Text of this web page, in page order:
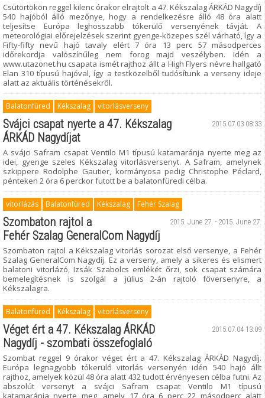
Csütörtökön reggel kilenc órakor elrajtolt a 47. Kékszalag ÁRKÁD Nagydíj
540 hajóból álló mezőnye, hogy a rendelkezésre álló 48 óra alatt
teljesítse Európa leghosszabb tókerülő versenyének távját. A
meteorológiai előrejelzések szerint gyenge-közepes szél várható, így a
Fifty-fifty nevű hajó tavaly elért 7 óra 13 perc 57 másodperces
időrekordja valószínűleg nem forog majd veszélyben. Idén a
www.utazonet.hu csapata ismét rajthoz állt a High Flyers névre hallgató
Elan 310 típusú hajóval, így a testközelből tudósítunk a verseny ideje
alatt az aktuális történésekről.
Balatonfüred Kékszalag vitorlásverseny
2015.07.03 08:33
Svájci csapat nyerte a 47. Kékszalag
ÁRKÁD Nagydíjat
A svájci Safram csapat Ventilo M1 típusú katamaránja nyerte meg az
idei, gyenge szeles Kékszalag vitorlásversenyt. A Safram, amelynek
szkippere Rodolphe Gautier, kormányosa pedig Christophe Péclard,
pénteken 2 óra 6 perckor futott be a balatonfüredi célba.
vitorlázás Balatonfüred Kékszalag Fehér Szalag
2015. June 27. - 2015. June 27.
Szombaton rajtol a
Fehér Szalag GeneralCom Nagydíj
Szombaton rajtol a Kékszalag vitorlás sorozat első versenye, a Fehér
Szalag GeneralCom Nagydíj. Ez a verseny, amely a sikeres és elismert
balatoni vitorlázó, Izsák Szabolcs emlékét őrzi, sok csapat számára
bemelegítésnek is szolgál a július 2-án rajtoló főversenyre, a
Kékszalagra.
Balatonfüred Kékszalag vitorlásverseny
2015.07.04 13:09
Véget ért a 47. Kékszalag ÁRKÁD
Nagydíj - szombati összefoglaló
Szombat reggel 9 órakor véget ért a 47. Kékszalag ÁRKÁD Nagydíj.
Európa legnagyobb tókerülő vitorlás versenyén idén 540 hajó állt
rajthoz, amelyek közül 48 óra alatt 432 tudott érvényesen célba futni. Az
abszolút versenyt a svájci Safram csapat Ventilo M1 típusú
katamaránja nyerte meg, amely 17 óra 6 perc 22 másodperc alatt